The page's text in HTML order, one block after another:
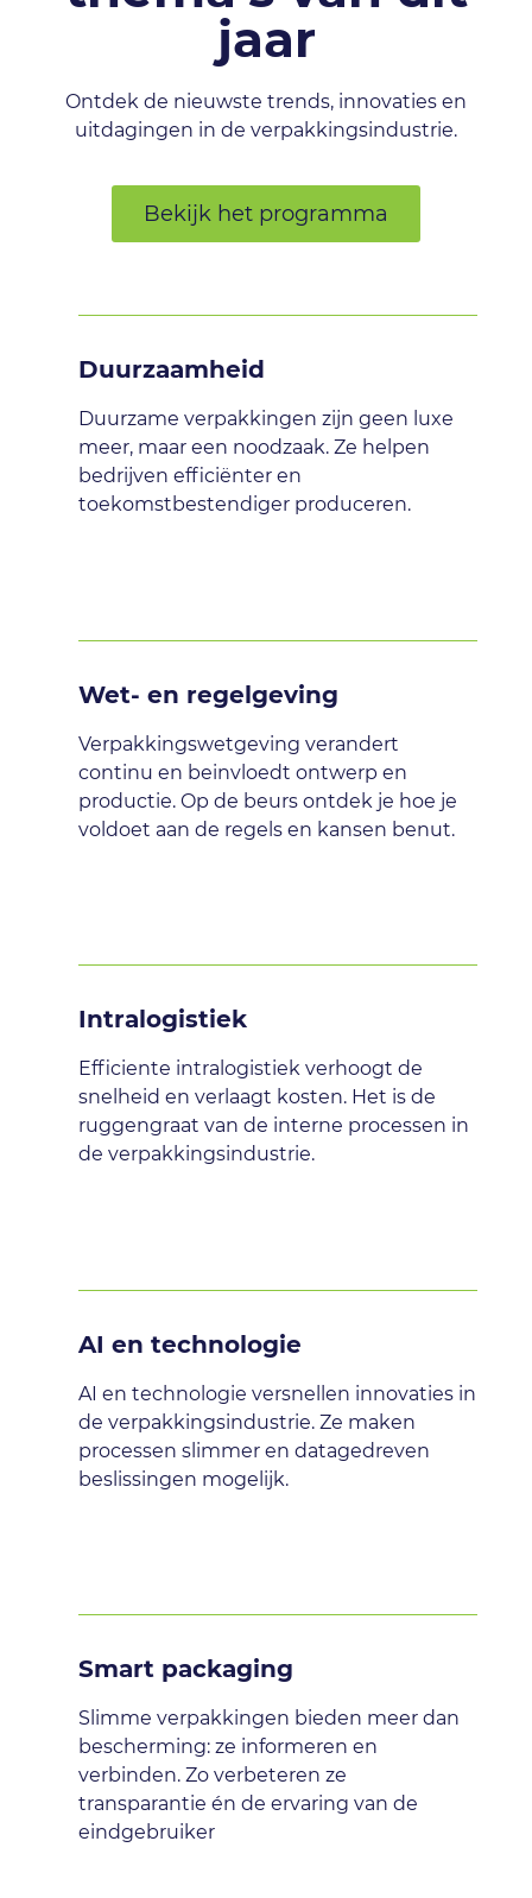
jaar
Ontdek de nieuwste trends, innovaties en
uitdagingen in de verpakkingsindustrie.
Bekijk het programma
Duurzaamheid
Duurzame verpakkingen zijn geen luxe
meer, maar een noodzaak. Ze helpen
bedrijven efficiënter en
toekomstbestendiger produceren.
Wet- en regelgeving
Verpakkingswetgeving verandert
continu en beinvloedt ontwerp en
productie. Op de beurs ontdek je hoe je
voldoet aan de regels en kansen benut.
Intralogistiek
Efficiente intralogistiek verhoogt de
snelheid en verlaagt kosten. Het is de
ruggengraat van de interne processen in
de verpakkingsindustrie.
AI en technologie
AI en technologie versnellen innovaties in
de verpakkingsindustrie. Ze maken
processen slimmer en datagedreven
beslissingen mogelijk.
Smart packaging
Slimme verpakkingen bieden meer dan
bescherming: ze informeren en
verbinden. Zo verbeteren ze
transparantie én de ervaring van de
eindgebruiker